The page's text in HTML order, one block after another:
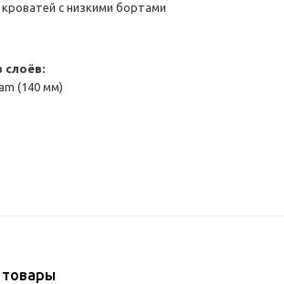
с низкими бортами
слоёв:
(140 мм)